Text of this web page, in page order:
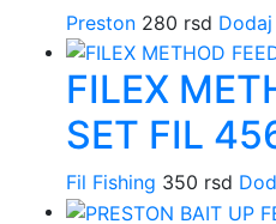
Preston 280 rsd
FILEX
SET FIL
Fil Fishing 350 rsd